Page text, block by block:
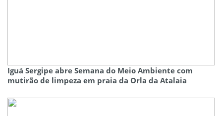
Iguá Sergipe abre Semana do Meio Ambiente com
mutirão de limpeza em praia da Orla da Atalaia